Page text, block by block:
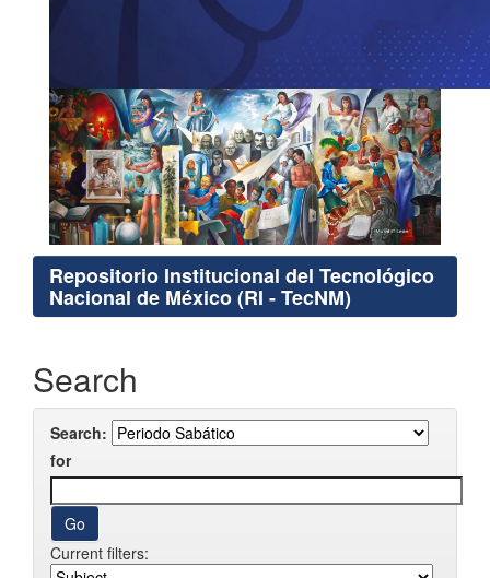
Repositorio Institucional del Tecnológico
Nacional de México (RI - TecNM)
Search
Search:
for
Current filters: